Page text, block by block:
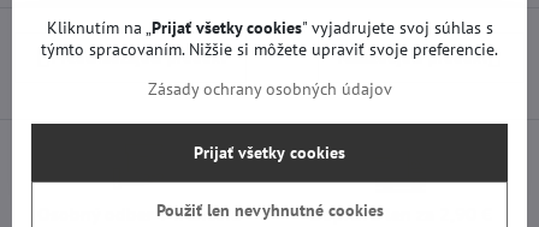
Predchádzajúci produkt Nasledujúci produkt
Osobný odber v Trenčíne Doprava len za 2,90 €
Kliknutím na „ Prijať všetky cookies" vyjadrujete svoj súhlas s
týmto spracovaním. Nižšie si môžete upraviť svoje preferencie.
Zásady ochrany osobných údajov
Prijať všetky cookies
Použiť len nevyhnutné cookies